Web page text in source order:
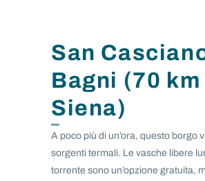
San
Bagni (70 km
Siena)
A poco più di un’ora, questo borgo
sorgenti termali. Le vasche libere
torrente sono un’opzione gratuita,